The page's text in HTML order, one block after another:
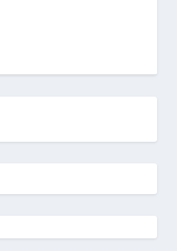
Vörösmarty Rádió